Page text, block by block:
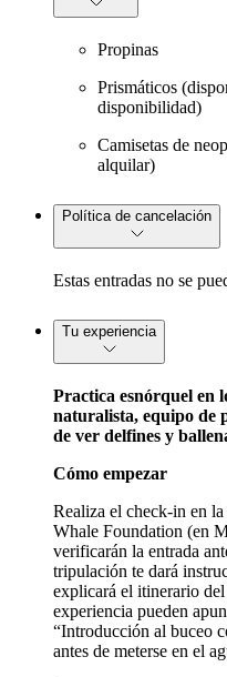
Propinas
Prismáticos
disponibilidad)
Camisetas de
alquilar)
Política de cancelación
Estas entradas no se
Tu experiencia
Practica esnórquel en
naturalista, equipo de
de ver delfines y
Cómo empezar
Realiza el check-in en
Whale Foundation (en
verificarán la entrada
tripulación te dará
explicará el itinerario
experiencia pueden
“Introducción al buceo
antes de meterse en el